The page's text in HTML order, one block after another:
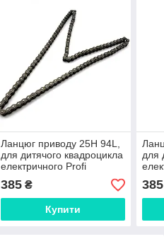
Ланцюг приводу 25H 94L,
для дитячого квадроцикла
електричного Profi
385₴
Купити
для
385